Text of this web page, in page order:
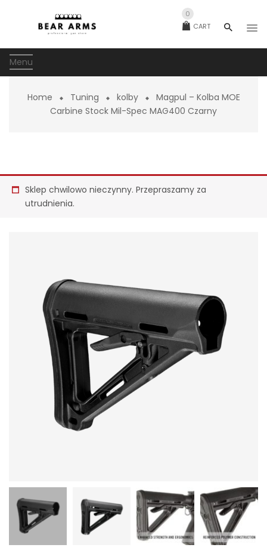
CART
0
Menu
Home Tuning kolby
Magpul – Kolba MOE
Carbine Stock Mil-Spec MAG400 Czarny
Sklep chwilowo nieczynny. Przepraszamy za
utrudnienia.